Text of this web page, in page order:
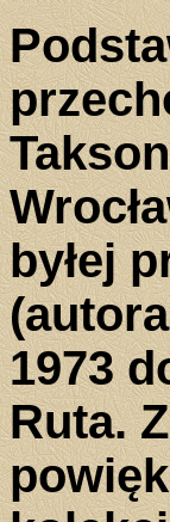
byłej
1973
Ruta.